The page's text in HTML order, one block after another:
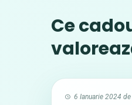
Ce
6 Ianuarie 2024 de